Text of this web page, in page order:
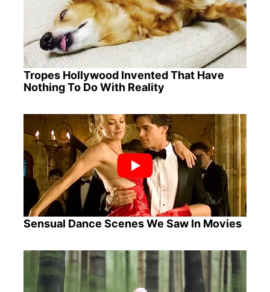
Tropes Hollywood Invented That Have
Nothing To Do With Reality
Sensual Dance Scenes We Saw In Movies